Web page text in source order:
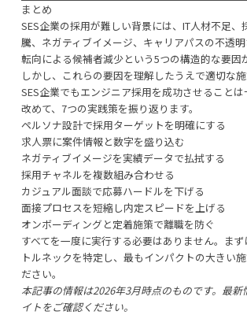
まとめ
SES企業の採用が難しい背景には、IT人材不足、
騰、ネガティブイメージ、キャリアパスの不透
転向による候補者減少という5つの構造的な要因
しかし、これらの要因を理解したうえで適切な
SES企業でもエンジニア採用を成功させることは
改めて、7つの実践策を振り返ります。
ペルソナ設計で採用ターゲットを明確にする
求人票に案件情報と数字を盛り込む
ネガティブイメージを実績データで払拭する
採用チャネルを複数組み合わせる
カジュアル面談で応募ハードルを下げる
面接プロセスを短縮し内定スピードを上げる
オンボーディングと定着施策で離職を防ぐ
すべてを一度に実行する必要はありません。ま
トルネックを特定し、最もインパクトの大きい
ださい。
本記事の情報は2026年3月時点のものです。最
イトをご確認ください。